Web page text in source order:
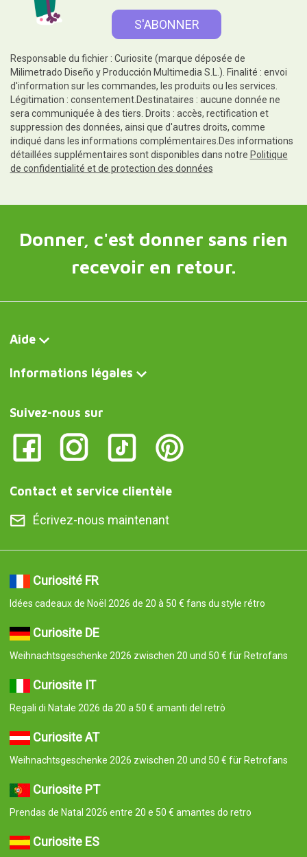
Responsable du fichier : Curiosite (marque déposée de
Milimetrado Diseño y Producción Multimedia S.L.). Finalité : envoi
d'information sur les commandes, les produits ou les services.
Légitimation : consentement.Destinataires : aucune donnée ne
sera communiquée à des tiers. Droits : accès, rectification et
suppression des données, ainsi que d'autres droits, comme
indiqué dans les informations complémentaires.Des informations
détaillées supplémentaires sont disponibles dans notre Politique
de confidentialité et de protection des données
Donner, c'est donner sans rien
recevoir en retour.
Aide
Informations légales
Suivez-nous sur
Contact et service clientèle
Écrivez-nous maintenant
Curiosité FR
Idées cadeaux de Noël 2026 de 20 à 50 € fans du style rétro
Curiosite DE
Weihnachtsgeschenke 2026 zwischen 20 und 50 € für Retrofans
Curiosite IT
Regali di Natale 2026 da 20 a 50 € amanti del retrò
Curiosite AT
Weihnachtsgeschenke 2026 zwischen 20 und 50 € für Retrofans
Curiosite PT
Prendas de Natal 2026 entre 20 e 50 € amantes do retro
Curiosite ES